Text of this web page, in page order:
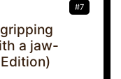
#7
a jaw-